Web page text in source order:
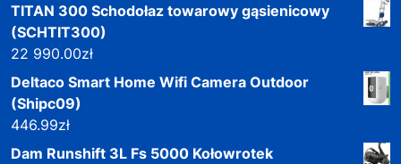
TITAN 300 Schodołaz towarowy gąsienicowy
(SCHTIT300)
22 990.00zł
Deltaco Smart Home Wifi Camera Outdoor
(Shipc09)
446.99zł
Dam Runshift 3L Fs 5000 Kołowrotek